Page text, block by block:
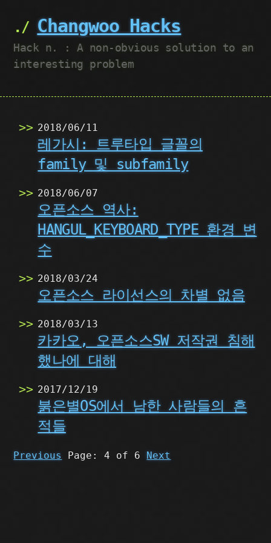
Changwoo Hacks
Hack n. : A non-obvious solution to an
interesting problem
2018/06/11
레가시: 트루타입 글꼴의
family 및 subfamily
2018/06/07
오픈소스 역사:
HANGUL_KEYBOARD_TYPE 환경 변
수
2018/03/24
오픈소스 라이선스의 차별 없음
2018/03/13
카카오, 오픈소스SW 저작권 침해
했나에 대해
2017/12/19
붉은별OS에서 남한 사람들의 흔
적들
Previous Page: 4 of 6 Next